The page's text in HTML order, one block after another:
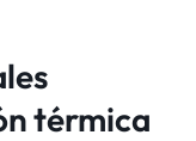
térmica